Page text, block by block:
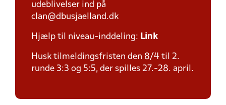
udeblivelser ind på
clan@dbusjaelland.dk
Hjælp til niveau-inddeling: Link
Husk tilmeldingsfristen den 8/4 til 2.
runde 3:3 og 5:5, der spilles 27.-28. april.